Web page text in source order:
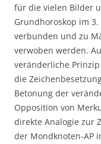
für die vielen Bilder
Grundhoroskop im
verbunden und zu
verwoben werden.
veränderliche
die
Betonung der
Opposition von
direkte Analogie zur
der Mondknoten-AP